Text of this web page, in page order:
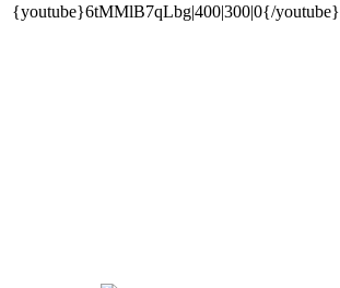
{youtube}6tMMlB7qLbg|400|300|0{/youtube}